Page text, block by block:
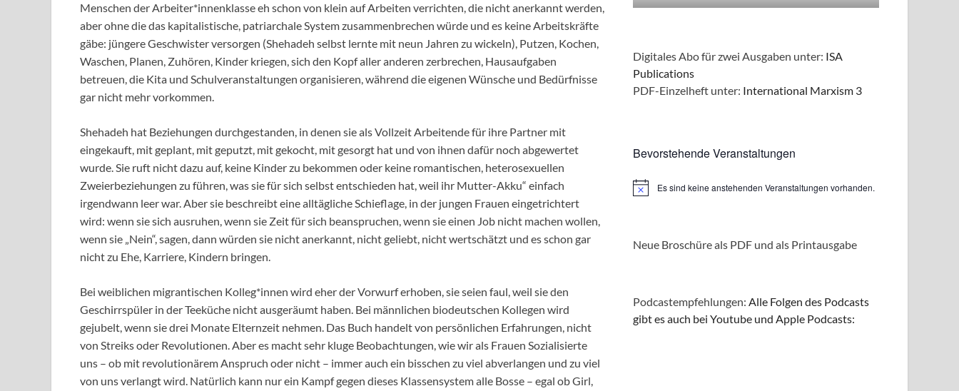
Menschen der Arbeiter*innenklasse eh schon von klein auf Arbeiten verrichten, die nicht anerkannt werden,
aber ohne die das kapitalistische, patriarchale System zusammenbrechen würde und es keine Arbeitskräfte
gäbe: jüngere Geschwister versorgen (Shehadeh selbst lernte mit neun Jahren zu wickeln), Putzen, Kochen,
Waschen, Planen, Zuhören, Kinder kriegen, sich den Kopf aller anderen zerbrechen, Hausaufgaben
betreuen, die Kita und Schulveranstaltungen organisieren, während die eigenen Wünsche und Bedürfnisse
gar nicht mehr vorkommen.
Shehadeh hat Beziehungen durchgestanden, in denen sie als Vollzeit Arbeitende für ihre Partner mit
eingekauft, mit geplant, mit geputzt, mit gekocht, mit gesorgt hat und von ihnen dafür noch abgewertet
wurde. Sie ruft nicht dazu auf, keine Kinder zu bekommen oder keine romantischen, heterosexuellen
Zweierbeziehungen zu führen, was sie für sich selbst entschieden hat, weil ihr Mutter-Akku“ einfach
irgendwann leer war. Aber sie beschreibt eine alltägliche Schieflage, in der jungen Frauen eingetrichtert
wird: wenn sie sich ausruhen, wenn sie Zeit für sich beanspruchen, wenn sie einen Job nicht machen wollen,
wenn sie „Nein“, sagen, dann würden sie nicht anerkannt, nicht geliebt, nicht wertschätzt und es schon gar
nicht zu Ehe, Karriere, Kindern bringen.
Bei weiblichen migrantischen Kolleg*innen wird eher der Vorwurf erhoben, sie seien faul, weil sie den
Geschirrspüler in der Teeküche nicht ausgeräumt haben. Bei männlichen biodeutschen Kollegen wird
gejubelt, wenn sie drei Monate Elternzeit nehmen. Das Buch handelt von persönlichen Erfahrungen, nicht
von Streiks oder Revolutionen. Aber es macht sehr kluge Beobachtungen, wie wir als Frauen Sozialisierte
uns – ob mit revolutionärem Anspruch oder nicht – immer auch ein bisschen zu viel abverlangen und zu viel
von uns verlangt wird. Natürlich kann nur ein Kampf gegen dieses Klassensystem alle Bosse – egal ob Girl,
Digitales Abo für zwei Ausgaben unter: ISA
Publications
PDF-Einzelheft unter: International Marxism 3
Bevorstehende Veranstaltungen
HinweisEs sind keine anstehenden Veranstaltungen vorhanden.
Neue Broschüre als PDF und als Printausgabe
Podcastempfehlungen:Alle Folgen des Podcasts
gibt es auch bei Youtube und Apple Podcasts: